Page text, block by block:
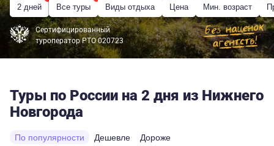
2 дней Все туры Виды отдыха Цена Мин. возраст
Сертифицированный
туроператор РТО 020723
Туры по России на 2 дня из Нижнего
Новгорода
По популярности Дешевле Дороже